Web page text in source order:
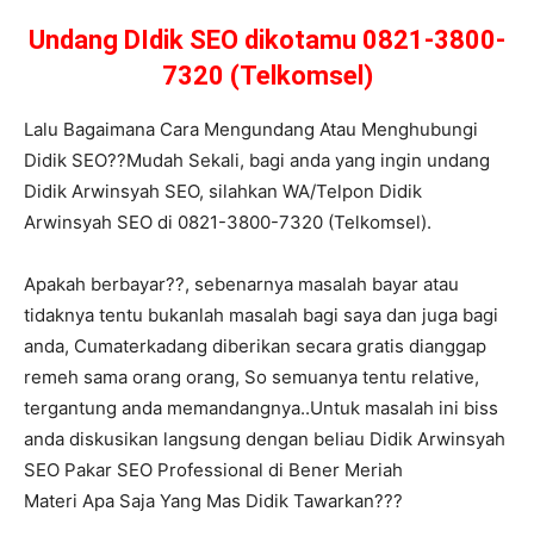
Undang DIdik SEO dikotamu 0821-3800-
7320 (Telkomsel)
Lalu Bagaimana Cara Mengundang Atau Menghubungi
Didik SEO??Mudah Sekali, bagi anda yang ingin undang
Didik Arwinsyah SEO, silahkan WA/Telpon Didik
Arwinsyah SEO di 0821-3800-7320 (Telkomsel).
Apakah berbayar??, sebenarnya masalah bayar atau
tidaknya tentu bukanlah masalah bagi saya dan juga bagi
anda, Cumaterkadang diberikan secara gratis dianggap
remeh sama orang orang, So semuanya tentu relative,
tergantung anda memandangnya..Untuk masalah ini biss
anda diskusikan langsung dengan beliau Didik Arwinsyah
SEO Pakar SEO Professional di Bener Meriah
Materi Apa Saja Yang Mas Didik Tawarkan???